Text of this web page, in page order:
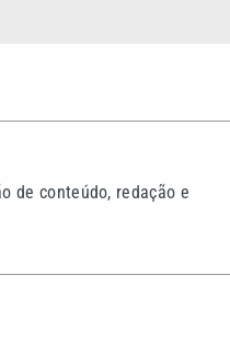
de conteúdo, redação e